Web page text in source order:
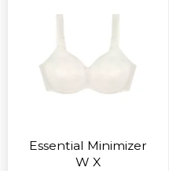
Essential Minimizer
W X